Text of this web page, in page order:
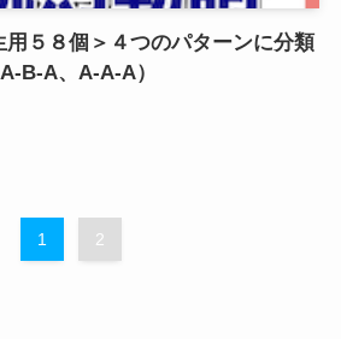
５８個＞４つのパターンに分類
B-A、A-A-A）
1 2